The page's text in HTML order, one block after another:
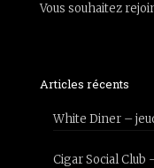
Vous souhaitez
Articles récents
White Diner –
Cigar Social Club